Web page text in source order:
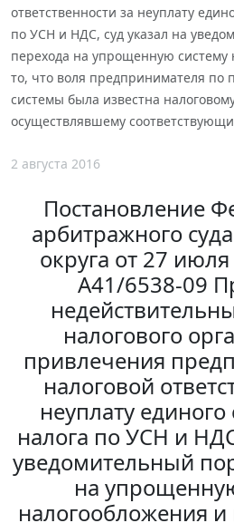
ответственности за неуплату
по УСН и НДС, суд указал на
перехода на упрощенную систему
то, что воля предпринимателя
системы была известна
осуществлявшему
2 августа 2016
Постановление
арбитражного
округа от 27
А41/6538-09
налогового
привлечения
налоговой
неуплату
налога по УСН и
уведомительный
на
налогообложения и